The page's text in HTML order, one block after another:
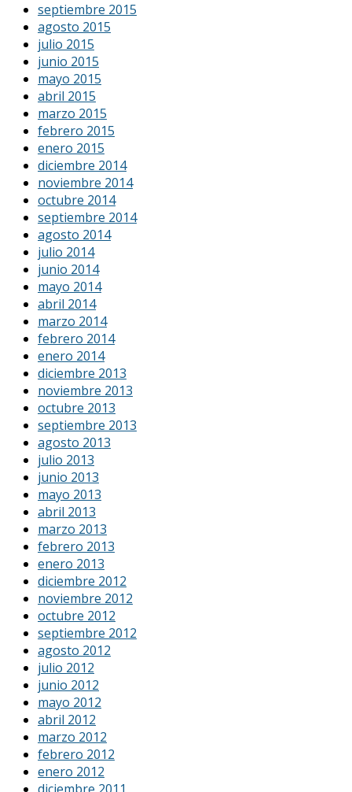
septiembre 2015
agosto 2015
julio 2015
junio 2015
mayo 2015
abril 2015
marzo 2015
febrero 2015
enero 2015
diciembre 2014
noviembre 2014
octubre 2014
septiembre 2014
agosto 2014
julio 2014
junio 2014
mayo 2014
abril 2014
marzo 2014
febrero 2014
enero 2014
diciembre 2013
noviembre 2013
octubre 2013
septiembre 2013
agosto 2013
julio 2013
junio 2013
mayo 2013
abril 2013
marzo 2013
febrero 2013
enero 2013
diciembre 2012
noviembre 2012
octubre 2012
septiembre 2012
agosto 2012
julio 2012
junio 2012
mayo 2012
abril 2012
marzo 2012
febrero 2012
enero 2012